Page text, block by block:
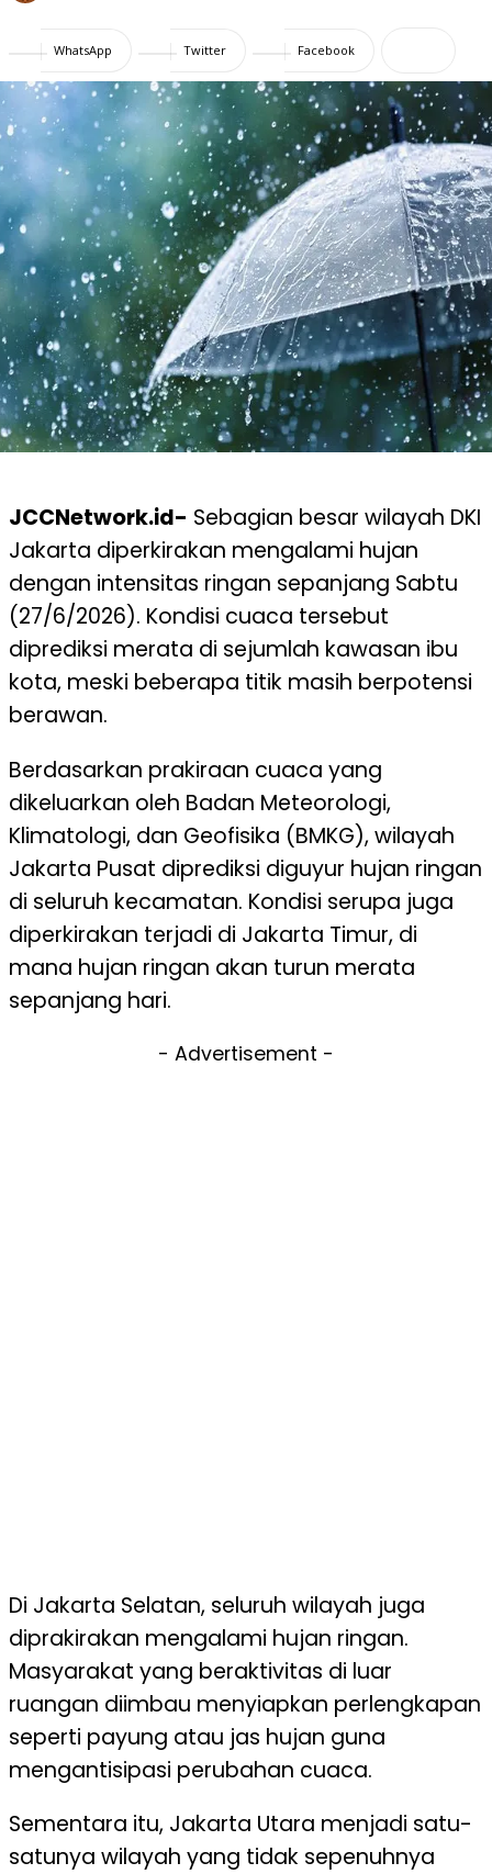
WhatsApp Twitter Facebook
JCCNetwork.id- Sebagian besar wilayah DKI
Jakarta diperkirakan mengalami hujan
dengan intensitas ringan sepanjang Sabtu
(27/6/2026). Kondisi cuaca tersebut
diprediksi merata di sejumlah kawasan ibu
kota, meski beberapa titik masih berpotensi
berawan.
Berdasarkan prakiraan cuaca yang
dikeluarkan oleh Badan Meteorologi,
Klimatologi, dan Geofisika (BMKG), wilayah
Jakarta Pusat diprediksi diguyur hujan ringan
di seluruh kecamatan. Kondisi serupa juga
diperkirakan terjadi di Jakarta Timur, di
mana hujan ringan akan turun merata
sepanjang hari.
- Advertisement -
Di Jakarta Selatan, seluruh wilayah juga
diprakirakan mengalami hujan ringan.
Masyarakat yang beraktivitas di luar
ruangan diimbau menyiapkan perlengkapan
seperti payung atau jas hujan guna
mengantisipasi perubahan cuaca.
Sementara itu, Jakarta Utara menjadi satu-
satunya wilayah yang tidak sepenuhnya